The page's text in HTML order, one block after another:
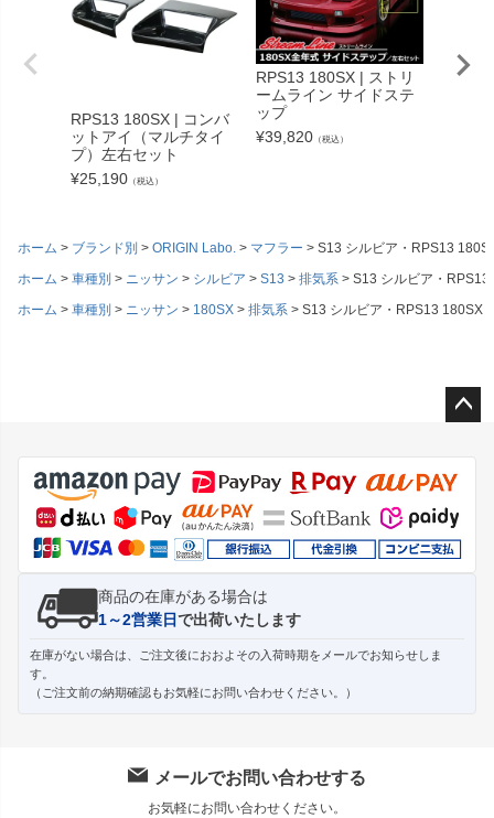
RPS13 180SX | コンバ
ットアイ（マルチタイ
プ）左右セット
¥25,190 （税込）
RPS13 180SX | ストリ
ームライン サイドステ
ップ
¥39,820 （税込）
ホーム ブランド別 ORIGIN Labo. マフラー
S13 シルビア・RPS13
ホーム
車種別 ニッサン シルビア S13 排気系
S13 シルビア・
ホーム
車種別 ニッサン 180SX 排気系 S13 シルビア・RPS13 180SX
ジト
ップ
へ
商品の在庫がある場合は
1～2営業日で出荷いたします
在庫がない場合は、ご注文後におおよその入荷時期をメールでお知らせしま
す。
（ご注文前の納期確認もお気軽にお問い合わせください。）
メールでお問い合わせする
お気軽にお問い合わせください。